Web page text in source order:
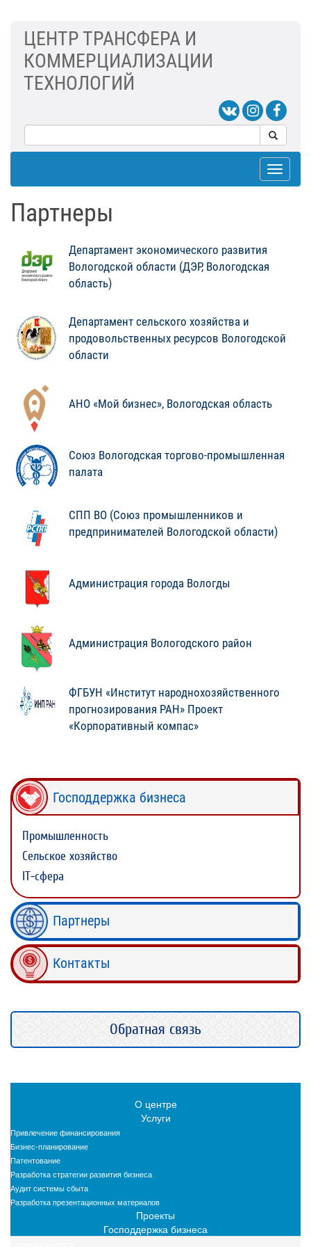
ЦЕНТР ТРАНСФЕРА И
КОММЕРЦИАЛИЗАЦИИ
ТЕХНОЛОГИЙ
Toggle
Партнеры
Департамент экономического развития
Вологодской области (ДЭР, Вологодская
область)
Департамент сельского хозяйства и
продовольственных ресурсов Вологодской
области
АНО «Мой бизнес», Вологодская область
Союз Вологодская торгово-промышленная
палата
СПП ВО (Союз промышленников и
предпринимателей Вологодской области)
Администрация города Вологды
Администрация Вологодского район
ФГБУН «Институт народнохозяйственного
прогнозирования РАН» Проект
«Корпоративный компас»
Господдержка бизнеса
Промышленность
Сельское хозяйство
IT-сфера
Партнеры
Контакты
Обратная связь
О центре
Услуги
Привлечение финансирования
Бизнес-планирование
Патентование
Разработка стратегии развития бизнеса
Аудит системы сбыта
Разработка презентационных материалов
Проекты
Господдержка бизнеса